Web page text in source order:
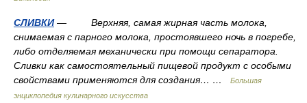
СЛИВКИ— Верхняя, самая жирная часть молока,
снимаемая с парного молока, простоявшего ночь в погребе,
либо отделяемая механически при помощи сепаратора.
Сливки как самостоятельный пищевой продукт с особыми
свойствами применяются для создания… …
Большая
энциклопедия кулинарного искусства